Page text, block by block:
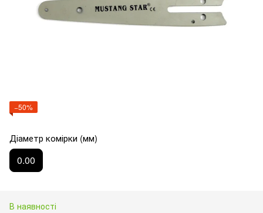
−50%
Діаметр комірки (мм)
0.00
В наявності